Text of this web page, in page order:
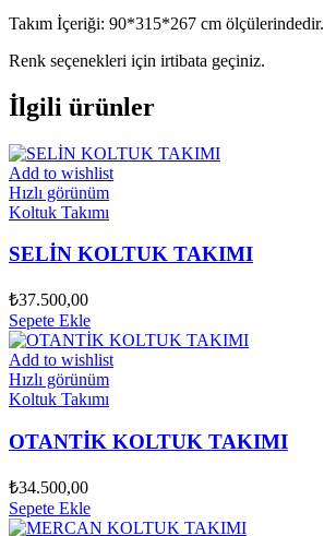
Takım İçeriği: 90*315*267 cm ölçülerindedir.
Renk seçenekleri için irtibata geçiniz.
İlgili ürünler
Add to wishlist
Hızlı görünüm
Koltuk Takımı
SELİN KOLTUK TAKIMI
₺37.500,00
Sepete Ekle
Add to wishlist
Hızlı görünüm
Koltuk Takımı
OTANTİK KOLTUK TAKIMI
₺34.500,00
Sepete Ekle